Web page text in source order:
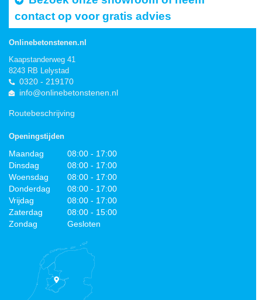
contact op voor gratis advies
Onlinebetonstenen.nl
Kaapstanderweg 41
8243 RB Lelystad
0320 - 219170
info@onlinebetonstenen.nl
Routebeschrijving
Openingstijden
Maandag
08:00 - 17:00
Dinsdag
08:00 - 17:00
Woensdag
08:00 - 17:00
Donderdag
08:00 - 17:00
Vrijdag
08:00 - 17:00
Zaterdag
08:00 - 15:00
Zondag
Gesloten